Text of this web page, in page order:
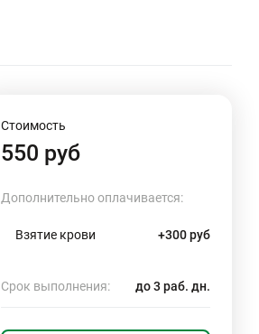
Стоимость
550 руб
Дополнительно оплачивается:
Взятие крови +300 руб
Срок выполнения: до 3 раб. дн.